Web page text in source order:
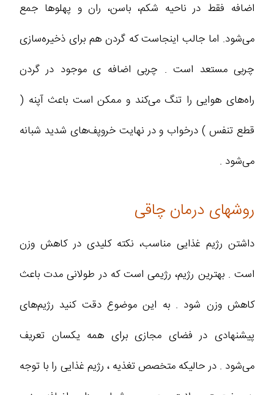
اضافه فقط در ناحیه شکم، باسن، ران و پهلو‌ها جمع
می‌شود. اما جالب اینجاست که گردن هم برای ذخیره‌سازی
چربی مستعد است . چربی اضافه ی موجود در گردن
راه‌های هوایی را تنگ می‌کند و ممکن است باعث آپنه (
قطع تنفس ) درخواب و در نهایت خروپف‌های شدید شبانه
می‌شود .
روشهای درمان چاقی
داشتن رژیم غذایی مناسب، نکته کلیدی در کاهش وزن
است . بهترین رژیم، رژیمی است که در طولانی مدت باعث
کاهش وزن شود . به این موضوع دقت کنید رژیم‌های
پیشنهادی در فضای مجازی برای همه یکسان تعریف
می‌شود . در حالیکه متخصص تغذیه ، رژیم غذایی را با توجه